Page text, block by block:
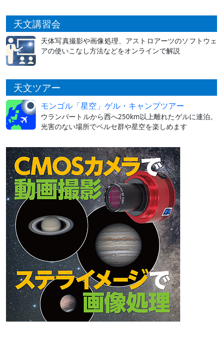
天文講習会
天体写真撮影や画像処理、アストロアーツのソフトウェ
アの使いこなし方法などをオンラインで解説
天文ツアー
モンゴル「星空」ゲル・キャンプツアー
ウランバートルから西へ250km以上離れたゲルに連泊。
光害のない場所でペルセ群や星空を楽しめます